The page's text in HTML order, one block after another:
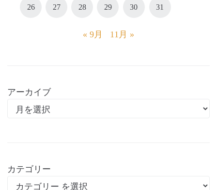
26 27 28 29 30 31
« 9月 11月 »
アーカイブ
カテゴリー